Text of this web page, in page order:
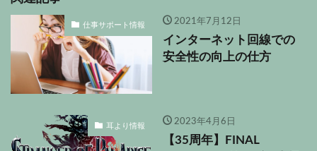
仕事サポート情報 2021年7月12日
インターネット回線での
安全性の向上の仕方
耳より情報 2023年4月6日
【35周年】FINAL